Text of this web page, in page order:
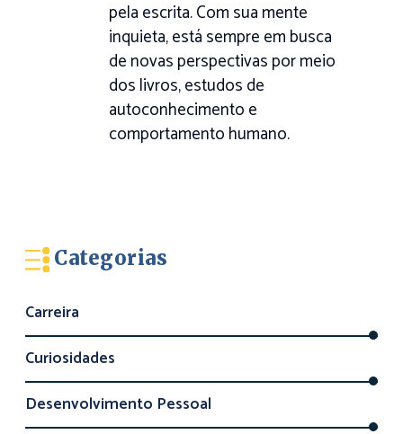
pela escrita. Com sua mente
inquieta, está sempre em busca
de novas perspectivas por meio
dos livros, estudos de
autoconhecimento e
comportamento humano.
Categorias
Carreira
Curiosidades
Desenvolvimento Pessoal